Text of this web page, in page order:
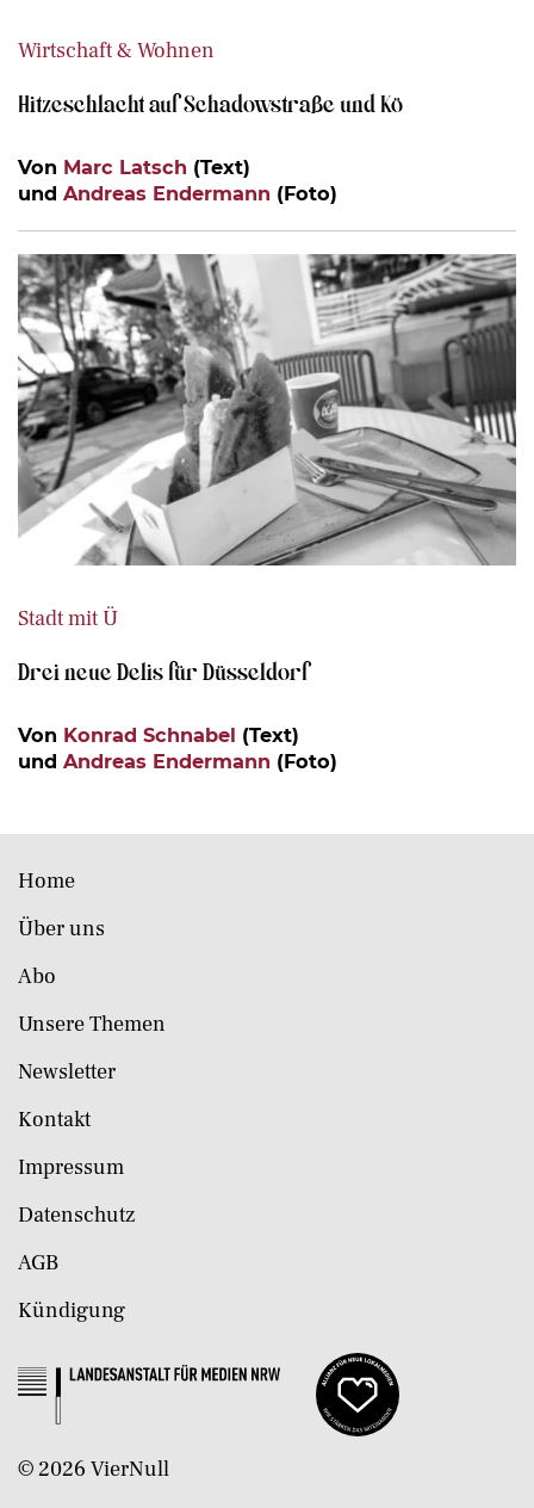
Wirtschaft & Wohnen
Hitzeschlacht auf Schadowstraße und Kö
Von Marc Latsch (Text)
und Andreas Endermann (Foto)
Stadt mit Ü
Drei neue Delis für Düsseldorf
Von Konrad Schnabel (Text)
und Andreas Endermann (Foto)
Home
Über uns
Abo
Unsere Themen
Newsletter
Kontakt
Impressum
Datenschutz
AGB
Kündigung
© 2026 VierNull